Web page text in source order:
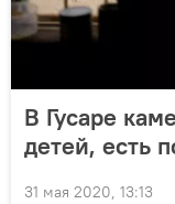
В Гусаре
детей, есть
31 мая 2020, 13:13